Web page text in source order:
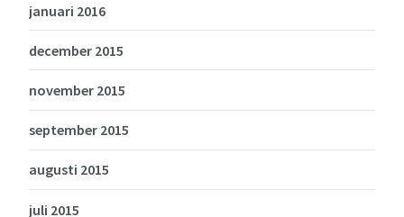
januari 2016
december 2015
november 2015
september 2015
augusti 2015
juli 2015